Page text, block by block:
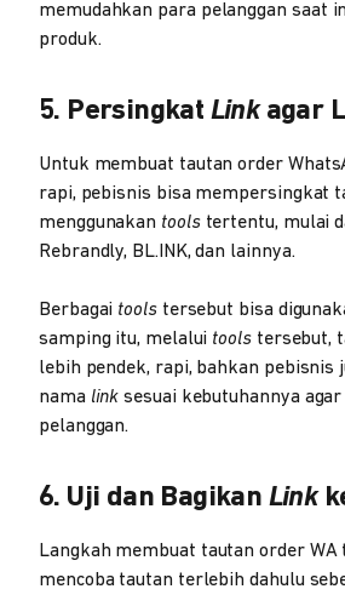
memudahkan para pelanggan saat
produk.
5. Persingkat Link agar
Untuk membuat tautan order
rapi, pebisnis bisa mempersingkat
menggunakan tools tertentu, mulai
Rebrandly, BL.INK, dan lainnya.
Berbagai tools tersebut bisa
samping itu, melalui tools tersebut,
lebih pendek, rapi, bahkan pebisnis
nama link sesuai kebutuhannya
pelanggan.
6. Uji dan Bagikan Link
Langkah membuat tautan order
mencoba tautan terlebih dahulu